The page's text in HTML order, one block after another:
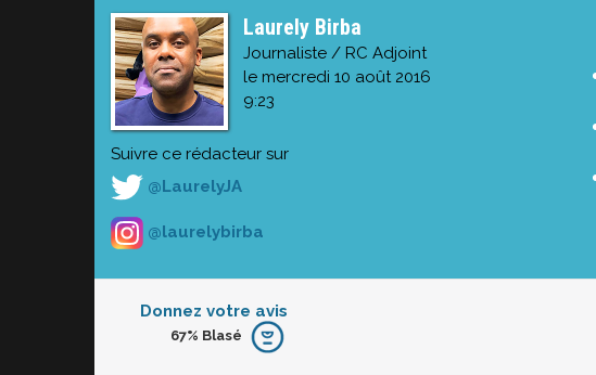
Laurely Birba
Journaliste / RC Adjoint
le mercredi 10 août 2016
9:23
Suivre ce rédacteur sur
@LaurelyJA
@laurelybirba
Donnez votre avis
Furieux
67% Blasé